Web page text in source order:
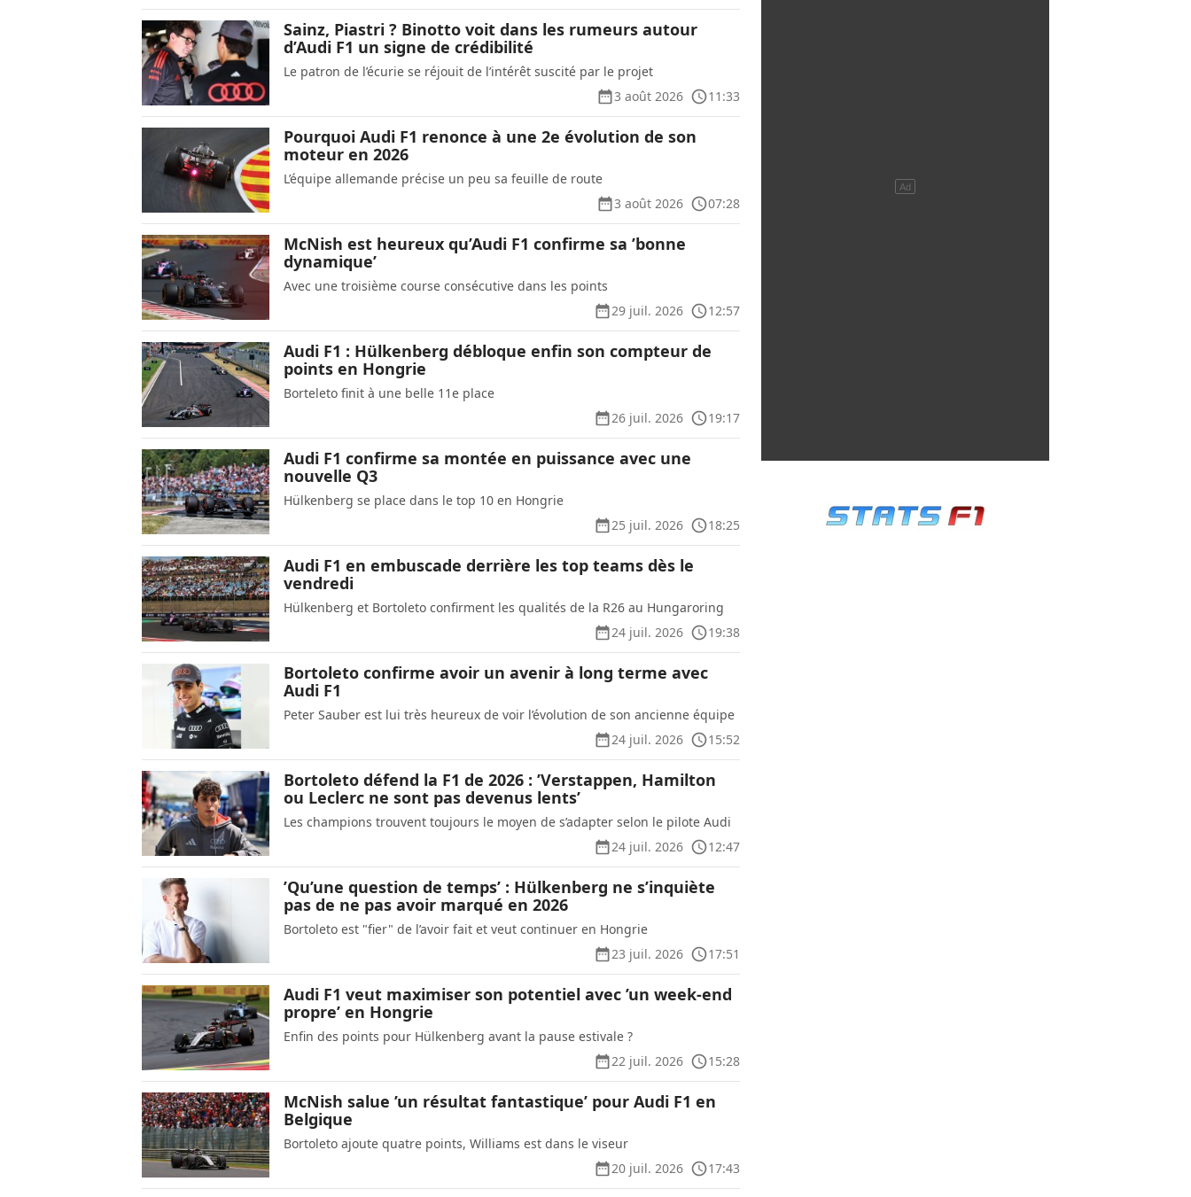
Sainz, Piastri ? Binotto voit dans les rumeurs autour
d’Audi F1 un signe de crédibilité
Le patron de l’écurie se réjouit de l’intérêt suscité par le projet
3 août 2026
11:33
Pourquoi Audi F1 renonce à une 2e évolution de son
moteur en 2026
L’équipe allemande précise un peu sa feuille de route
3 août 2026
07:28
McNish est heureux qu’Audi F1 confirme sa ’bonne
dynamique’
Avec une troisième course consécutive dans les points
29 juil. 2026
12:57
Audi F1 : Hülkenberg débloque enfin son compteur de
points en Hongrie
Borteleto finit à une belle 11e place
26 juil. 2026
19:17
Audi F1 confirme sa montée en puissance avec une
nouvelle Q3
Hülkenberg se place dans le top 10 en Hongrie
25 juil. 2026
18:25
Audi F1 en embuscade derrière les top teams dès le
vendredi
Hülkenberg et Bortoleto confirment les qualités de la R26 au Hungaroring
24 juil. 2026
19:38
Bortoleto confirme avoir un avenir à long terme avec
Audi F1
Peter Sauber est lui très heureux de voir l’évolution de son ancienne équipe
24 juil. 2026
15:52
Bortoleto défend la F1 de 2026 : ’Verstappen, Hamilton
ou Leclerc ne sont pas devenus lents’
Les champions trouvent toujours le moyen de s’adapter selon le pilote Audi
24 juil. 2026
12:47
’Qu’une question de temps’ : Hülkenberg ne s’inquiète
pas de ne pas avoir marqué en 2026
Bortoleto est "fier" de l’avoir fait et veut continuer en Hongrie
23 juil. 2026
17:51
Audi F1 veut maximiser son potentiel avec ’un week-end
propre’ en Hongrie
Enfin des points pour Hülkenberg avant la pause estivale ?
22 juil. 2026
15:28
McNish salue ’un résultat fantastique’ pour Audi F1 en
Belgique
Bortoleto ajoute quatre points, Williams est dans le viseur
20 juil. 2026
17:43